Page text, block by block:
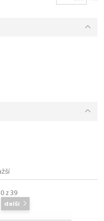
z 39
další